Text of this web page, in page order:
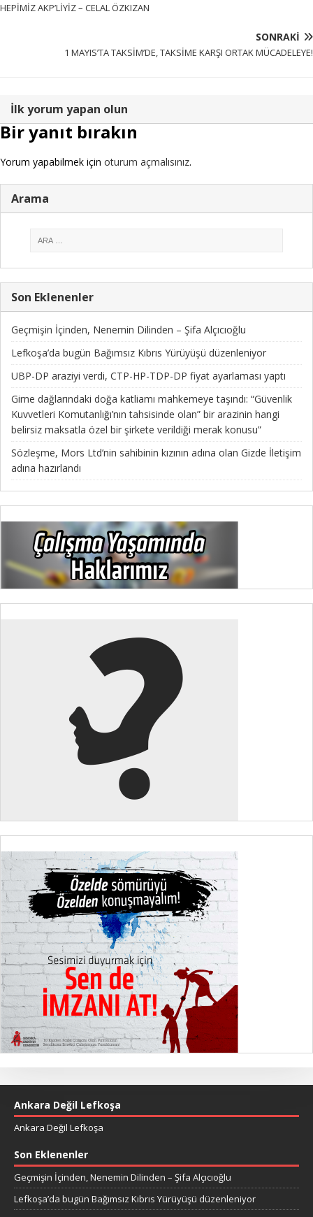
HEPİMİZ AKP’LİYİZ – CELAL ÖZKIZAN
SONRAKI
1 MAYIS’TA TAKSİM’DE, TAKSİME KARŞI ORTAK MÜCADELEYE!
İlk yorum yapan olun
Bir yanıt bırakın
Yorum yapabilmek için oturum açmalısınız.
Arama
Son Eklenenler
Geçmişin İçinden, Nenemin Dilinden – Şifa Alçıcıoğlu
Lefkoşa’da bugün Bağımsız Kıbrıs Yürüyüşü düzenleniyor
UBP-DP araziyi verdi, CTP-HP-TDP-DP fiyat ayarlaması yaptı
Girne dağlarındaki doğa katliamı mahkemeye taşındı: “Güvenlik
Kuvvetleri Komutanlığı’nın tahsisinde olan” bir arazinin hangi
belirsiz maksatla özel bir şirkete verildiği merak konusu”
Sözleşme, Mors Ltd’nin sahibinin kızının adına olan Gizde İletişim
adına hazırlandı
Ankara Değil Lefkoşa
Ankara Değil Lefkoşa
Son Eklenenler
Geçmişin İçinden, Nenemin Dilinden – Şifa Alçıcıoğlu
Lefkoşa’da bugün Bağımsız Kıbrıs Yürüyüşü düzenleniyor